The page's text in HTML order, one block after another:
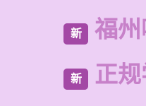
新 福
新 正